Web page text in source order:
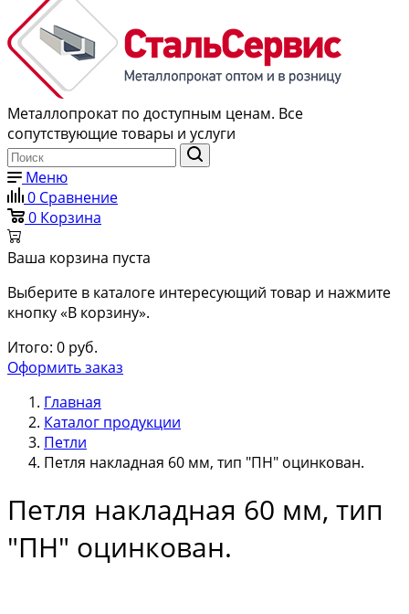
Металлопрокат по доступным ценам. Все
сопутствующие товары и услуги
Меню
0 Сравнение
0 Корзина
Ваша корзина пуста
Выберите в каталоге интересующий товар и нажмите
кнопку «В корзину».
Итого: 0 руб.
Оформить заказ
Главная
Каталог продукции
Петли
Петля накладная 60 мм, тип "ПН" оцинкован.
Петля накладная 60 мм, тип
"ПН" оцинкован.